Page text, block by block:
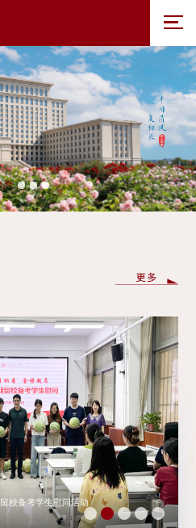
校备考学生慰问活动